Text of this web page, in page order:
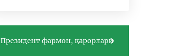
Президент фармон, қарорлари